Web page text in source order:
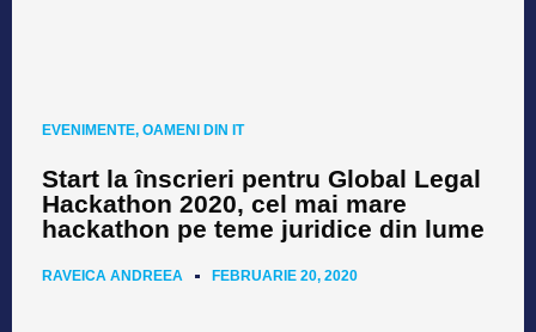
EVENIMENTE, OAMENI DIN IT
Start la înscrieri pentru Global Legal
Hackathon 2020, cel mai mare
hackathon pe teme juridice din lume
RAVEICA ANDREEA FEBRUARIE 20, 2020